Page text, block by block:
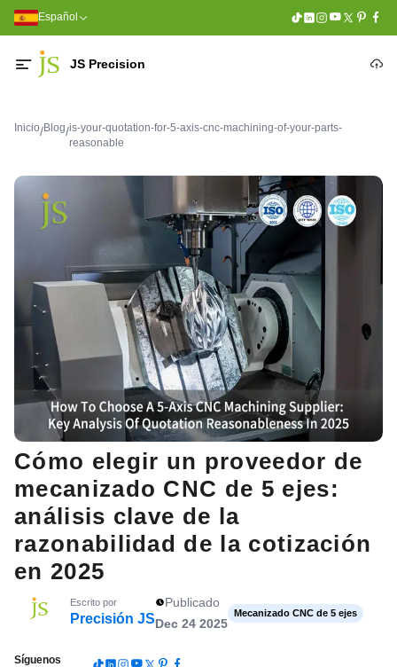
Español
JS Precision
Inicio/Blog/is-your-quotation-for-5-axis-cnc-machining-of-your-parts-
reasonable
Cómo elegir un proveedor de
mecanizado CNC de 5 ejes:
análisis clave de la
razonabilidad de la cotización
en 2025
Escrito por
Precisión JS
Publicado
Dec 24 2025
Mecanizado CNC de 5 ejes
Síguenos